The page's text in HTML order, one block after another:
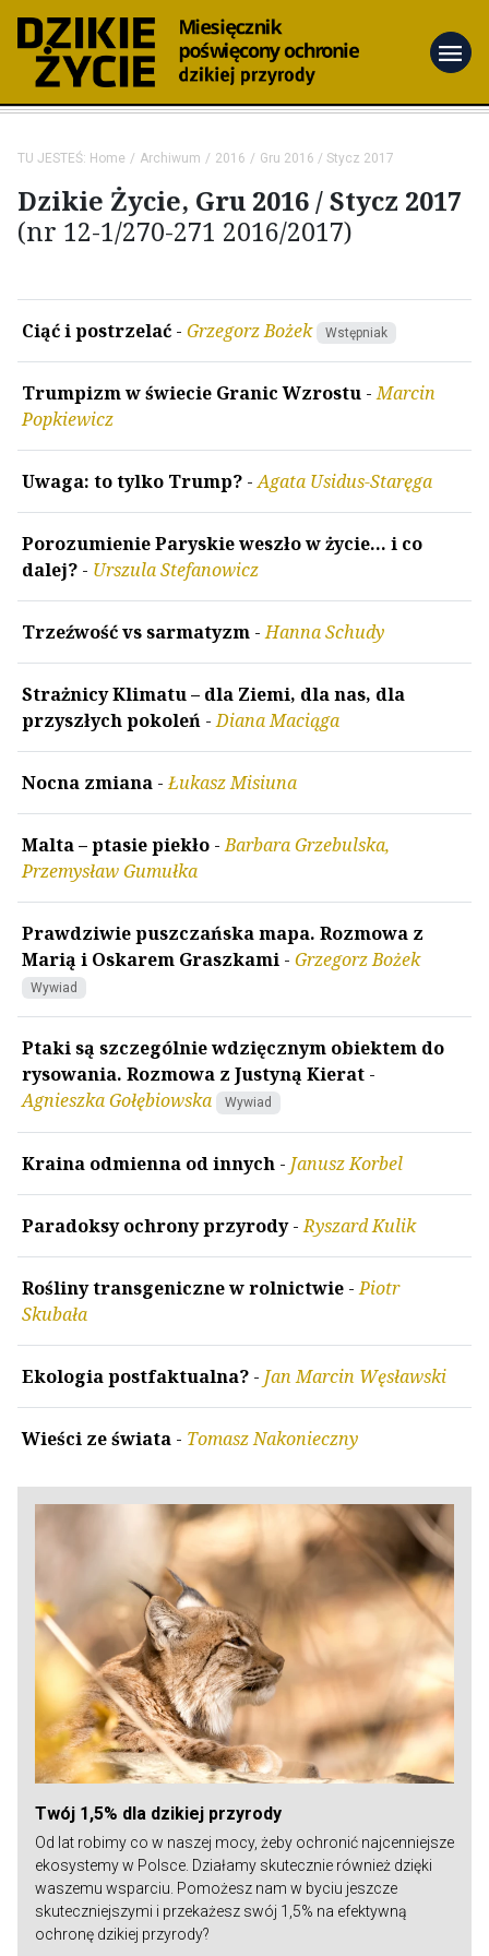
menu
TU JESTEŚ: Home Archiwum 2016 Gru 2016 / Stycz 2017
Dzikie Życie, Gru 2016 / Stycz 2017
(nr 12-1/270-271 2016/2017)
Ciąć i postrzelać - Grzegorz Bożek Wstępniak
Trumpizm w świecie Granic Wzrostu -Marcin
Popkiewicz
Uwaga: to tylko Trump? -Agata Usidus-Staręga
Porozumienie Paryskie weszło w życie... i co
dalej? - Urszula Stefanowicz
Trzeźwość vs sarmatyzm -Hanna Schudy
Strażnicy Klimatu – dla Ziemi, dla nas, dla
przyszłych pokoleń -Diana Maciąga
Nocna zmiana -Łukasz Misiuna
Malta – ptasie piekło -Barbara Grzebulska,
Przemysław Gumułka
Prawdziwie puszczańska mapa. Rozmowa z
Marią i Oskarem Graszkami - Grzegorz Bożek
Wywiad
Ptaki są szczególnie wdzięcznym obiektem do
rysowania. Rozmowa z Justyną Kierat -
Agnieszka Gołębiowska
Wywiad
Kraina odmienna od innych - Janusz Korbel
Paradoksy ochrony przyrody-Ryszard Kulik
Rośliny transgeniczne w rolnictwie -Piotr
Skubała
Ekologia postfaktualna? - Jan Marcin Węsławski
Wieści ze świata - Tomasz Nakonieczny
Twój 1,5% dla dzikiej przyrody
Od lat robimy co w naszej mocy, żeby ochronić najcenniejsze
ekosystemy w Polsce. Działamy skutecznie również dzięki
waszemu wsparciu. Pomożesz nam w byciu jeszcze
skuteczniejszymi i przekażesz swój 1,5% na efektywną
ochronę dzikiej przyrody?